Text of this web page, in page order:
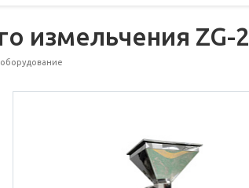
измельчения ZG-